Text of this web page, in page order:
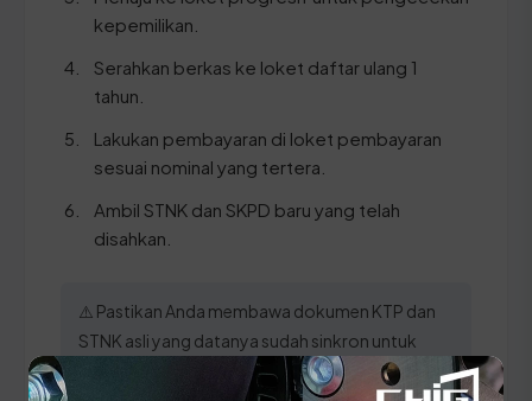
kepemilikan.
Serahkan berkas ke loket daftar ulang 1
tahun.
Lakukan pembayaran di loket pembayaran
sesuai nominal yang tertera.
Ambil STNK dan SKPD baru yang telah
disahkan.
⚠️ Pastikan Anda membawa dokumen KTP dan
STNK asli yang datanya sudah sinkron untuk
menghindari penolakan berkas oleh petugas